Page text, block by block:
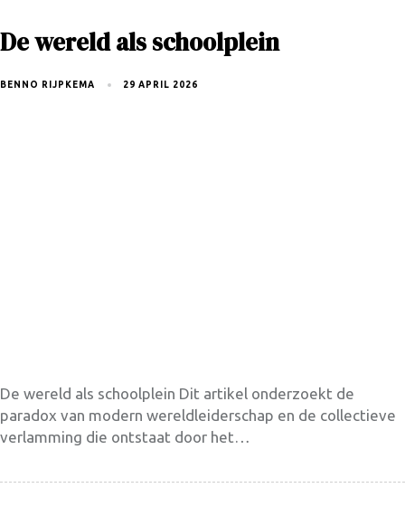
De wereld als schoolplein
BENNO RIJPKEMA 29 APRIL 2026
De wereld als schoolplein Dit artikel onderzoekt de
paradox van modern wereldleiderschap en de collectieve
verlamming die ontstaat door het…